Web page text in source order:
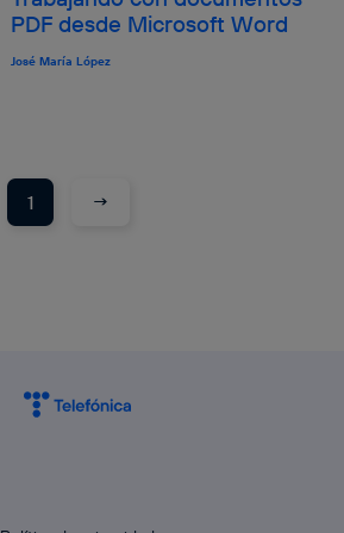
PDF desde Microsoft Word
José María López
1 →